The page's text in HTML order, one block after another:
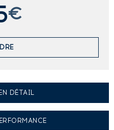
€
DÉTAIL